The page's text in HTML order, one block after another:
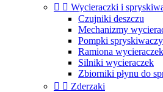
  Wycieraczki i
Czujniki deszczu
Mechanizmy
Pompki spryskiwaczy
Ramiona wycieraczek
Silniki wycieraczek
Zbiorniki płynu do
  Zderzaki